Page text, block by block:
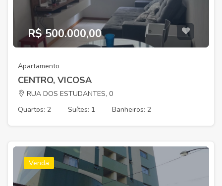
R$ 500.000,00
Apartamento
CENTRO, VICOSA
RUA DOS ESTUDANTES, 0
Quartos: 2
Suítes: 1 Banheiros: 2
Venda